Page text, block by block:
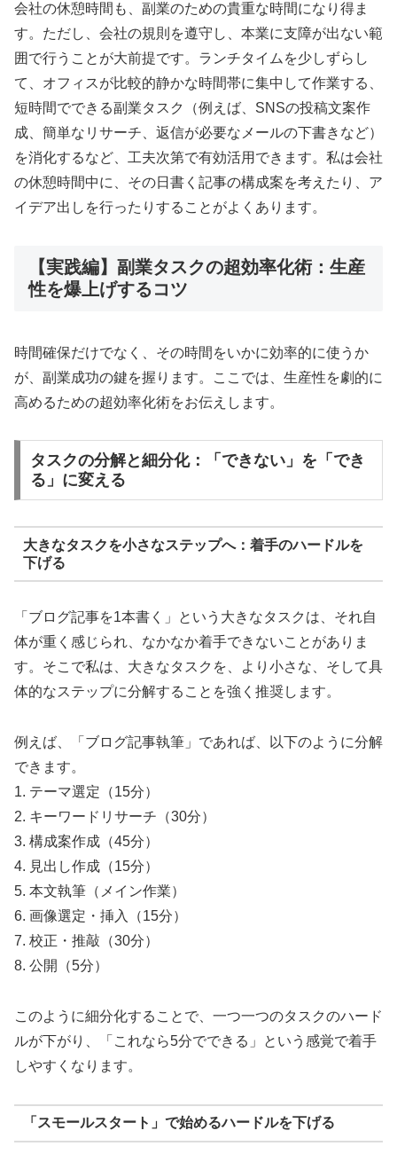
会社の休憩時間も、副業のための貴重な時間になり得ま
す。ただし、会社の規則を遵守し、本業に支障が出ない範
囲で行うことが大前提です。ランチタイムを少しずらし
て、オフィスが比較的静かな時間帯に集中して作業する、
短時間でできる副業タスク（例えば、SNSの投稿文案作
成、簡単なリサーチ、返信が必要なメールの下書きなど）
を消化するなど、工夫次第で有効活用できます。私は会社
の休憩時間中に、その日書く記事の構成案を考えたり、ア
イデア出しを行ったりすることがよくあります。
【実践編】副業タスクの超効率化術：生産
性を爆上げするコツ
時間確保だけでなく、その時間をいかに効率的に使うか
が、副業成功の鍵を握ります。ここでは、生産性を劇的に
高めるための超効率化術をお伝えします。
タスクの分解と細分化：「できない」を「でき
る」に変える
大きなタスクを小さなステップへ：着手のハードルを
下げる
「ブログ記事を1本書く」という大きなタスクは、それ自
体が重く感じられ、なかなか着手できないことがありま
す。そこで私は、大きなタスクを、より小さな、そして具
体的なステップに分解することを強く推奨します。
例えば、「ブログ記事執筆」であれば、以下のように分解
できます。
1. テーマ選定（15分）
2. キーワードリサーチ（30分）
3. 構成案作成（45分）
4. 見出し作成（15分）
5. 本文執筆（メイン作業）
6. 画像選定・挿入（15分）
7. 校正・推敲（30分）
8. 公開（5分）
このように細分化することで、一つ一つのタスクのハード
ルが下がり、「これなら5分でできる」という感覚で着手
しやすくなります。
「スモールスタート」で始めるハードルを下げる